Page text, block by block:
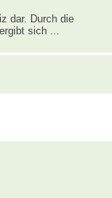
dar. Durch die
sich ...